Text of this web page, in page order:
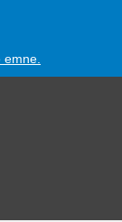
emne.